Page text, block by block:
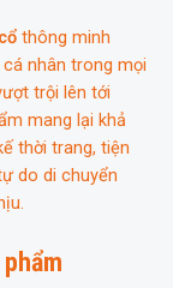
thông minh
nhân trong mọi
trội lên tới
mang lại khả
thời trang, tiện
do di chuyển